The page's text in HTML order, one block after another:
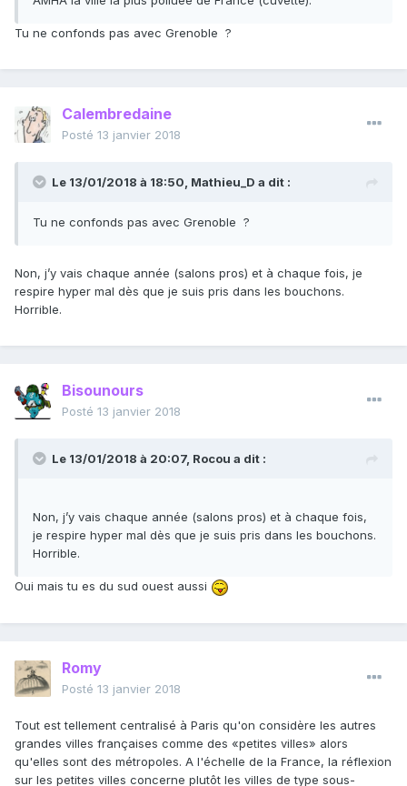
Tu ne confonds pas avec Grenoble ?
Calembredaine
Posté 13 janvier 2018
Le 13/01/2018 à 18:50, Mathieu_D a dit :
Tu ne confonds pas avec Grenoble ?
Non, j’y vais chaque année (salons pros) et à chaque fois, je
respire hyper mal dès que je suis pris dans les bouchons.
Horrible.
Bisounours
Posté 13 janvier 2018
Le 13/01/2018 à 20:07, Rocou a dit :
Non, j’y vais chaque année (salons pros) et à chaque fois,
je respire hyper mal dès que je suis pris dans les bouchons.
Horrible.
Oui mais tu es du sud ouest aussi
Romy
Posté 13 janvier 2018
Tout est tellement centralisé à Paris qu'on considère les autres
grandes villes françaises comme des «petites villes» alors
qu'elles sont des métropoles. A l'échelle de la France, la réflexion
sur les petites villes concerne plutôt les villes de type sous-